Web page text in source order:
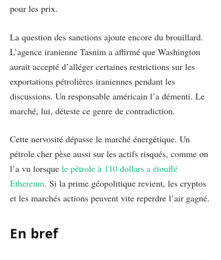
pour les prix.
La question des sanctions ajoute encore du brouillard.
L’agence iranienne Tasnim a affirmé que Washington
aurait accepté d’alléger certaines restrictions sur les
exportations pétrolières iraniennes pendant les
discussions. Un responsable américain l’a démenti. Le
marché, lui, déteste ce genre de contradiction.
Cette nervosité dépasse le marché énergétique. Un
pétrole cher pèse aussi sur les actifs risqués, comme on
l’a vu lorsque le pétrole à 110 dollars a étouffé
Ethereum. Si la prime géopolitique revient, les cryptos
et les marchés actions peuvent vite reperdre l’air gagné.
En bref